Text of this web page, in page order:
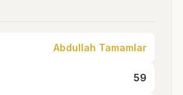
Abdullah Tamamlar
59